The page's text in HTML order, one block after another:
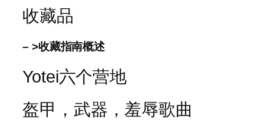
收藏品
– >收藏指南概述
Yotei六个营地
盔甲，武器，羞辱歌曲